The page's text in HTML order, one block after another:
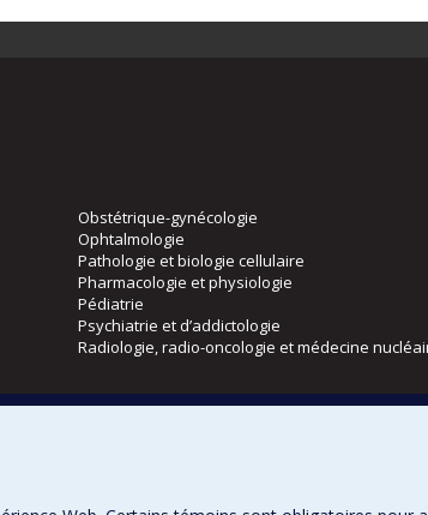
Obstétrique-gynécologie
Ophtalmologie
Pathologie et biologie cellulaire
Pharmacologie et physiologie
Pédiatrie
Psychiatrie et d’addictologie
Radiologie, radio-oncologie et médecine